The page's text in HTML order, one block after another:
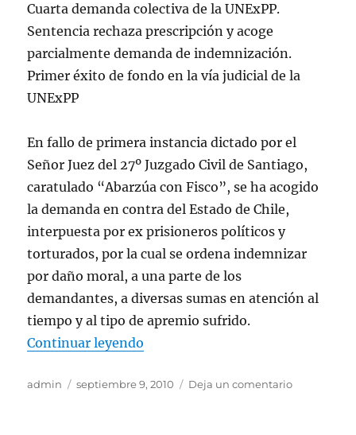
Cuarta demanda colectiva de la UNExPP.
Sentencia rechaza prescripción y acoge
parcialmente demanda de indemnización.
Primer éxito de fondo en la vía judicial de la
UNExPP
En fallo de primera instancia dictado por el
Señor Juez del 27º Juzgado Civil de Santiago,
caratulado “Abarzúa con Fisco”, se ha acogido
la demanda en contra del Estado de Chile,
interpuesta por ex prisioneros políticos y
torturados, por la cual se ordena indemnizar
por daño moral, a una parte de los
demandantes, a diversas sumas en atención al
tiempo y al tipo de apremio sufrido.
Continuar leyendo
Autor
admin
Publicado
septiembre 9, 2010 Deja un comentarioen